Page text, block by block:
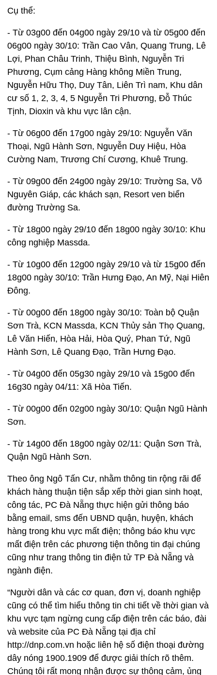
Cụ thể:
- Từ 03g00 đến 04g00 ngày 29/10 và từ 05g00 đến
06g00 ngày 30/10: Trần Cao Vân, Quang Trung, Lê
Lợi, Phan Châu Trinh, Thiệu Bình, Nguyễn Tri
Phương, Cụm cảng Hàng không Miền Trung,
Nguyễn Hữu Thọ, Duy Tân, Liên Trì nam, Khu dân
cư số 1, 2, 3, 4, 5 Nguyễn Tri Phương, Đỗ Thúc
Tịnh, Dioxin và khu vực lân cận.
- Từ 06g00 đến 17g00 ngày 29/10: Nguyễn Văn
Thoại, Ngũ Hành Sơn, Nguyễn Duy Hiệu, Hòa
Cường Nam, Trương Chí Cương, Khuê Trung.
- Từ 09g00 đến 24g00 ngày 29/10: Trường Sa, Võ
Nguyên Giáp, các khách sạn, Resort ven biển
đường Trường Sa.
- Từ 18g00 ngày 29/10 đến 18g00 ngày 30/10: Khu
công nghiệp Massda.
- Từ 10g00 đến 12g00 ngày 29/10 và từ 15g00 đến
18g00 ngày 30/10: Trần Hưng Đạo, An Mỹ, Nại Hiên
Đông.
- Từ 00g00 đến 18g00 ngày 30/10: Toàn bộ Quận
Sơn Trà, KCN Massda, KCN Thủy sản Thọ Quang,
Lê Văn Hiến, Hòa Hải, Hòa Quý, Phan Tứ, Ngũ
Hành Sơn, Lê Quang Đạo, Trần Hưng Đạo.
- Từ 04g00 đến 05g30 ngày 29/10 và 15g00 đến
16g30 ngày 04/11: Xã Hòa Tiến.
- Từ 00g00 đến 02g00 ngày 30/10: Quận Ngũ Hành
Sơn.
- Từ 14g00 đến 18g00 ngày 02/11: Quận Sơn Trà,
Quận Ngũ Hành Sơn.
Theo ông Ngô Tấn Cư, nhằm thông tin rộng rãi để
khách hàng thuận tiện sắp xếp thời gian sinh hoạt,
công tác, PC Đà Nẵng thực hiện gửi thông báo
bằng email, sms đến UBND quận, huyện, khách
hàng trong khu vực mất điện; thông báo khu vực
mất điện trên các phương tiện thông tin đại chúng
cũng như trang thông tin điện tử TP Đà Nẵng và
ngành điện.
“Người dân và các cơ quan, đơn vị, doanh nghiệp
cũng có thể tìm hiểu thông tin chi tiết về thời gian và
khu vực tạm ngừng cung cấp điện trên các báo, đài
và website của PC Đà Nẵng tại địa chỉ
http://dnp.com.vn hoặc liên hệ số điện thoại đường
dây nóng 1900.1909 để được giải thích rõ thêm.
Chúng tôi rất mong nhận được sự thông cảm, ủng